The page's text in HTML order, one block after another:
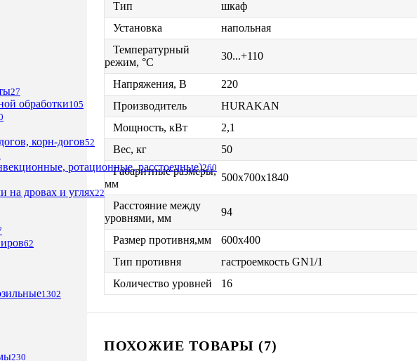
27
обработки105
корн-догов52
ротационные, расстоечные)260
на дровах и углях22
62
1302
230
Тип
шкаф
Установка
напольная
Температурный
режим, °C
30...+110
Напряжения, В
220
Производитель
HURAKAN
Мощность, кВт
2,1
Вес, кг
50
Габаритные размеры,
мм
500х700х1840
Расстояние между
уровнями, мм
94
Размер противня,мм
600х400
Тип противня
гастроемкость GN1/1
Количество уровней
16
ПОХОЖИЕ ТОВАРЫ (7)